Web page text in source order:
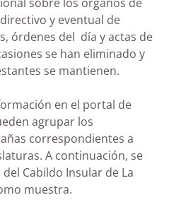
y eventual de
órdenes del día y actas de
se han eliminado y
se mantienen.
en el portal de
agrupar los
correspondientes a
A continuación, se
Cabildo Insular de La
muestra.